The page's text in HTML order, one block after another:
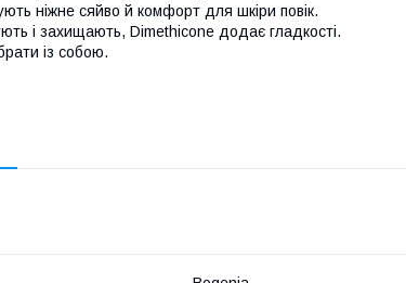
ніжне сяйво й комфорт для шкіри повік.
і захищають, Dimethicone додає гладкості.
із собою.